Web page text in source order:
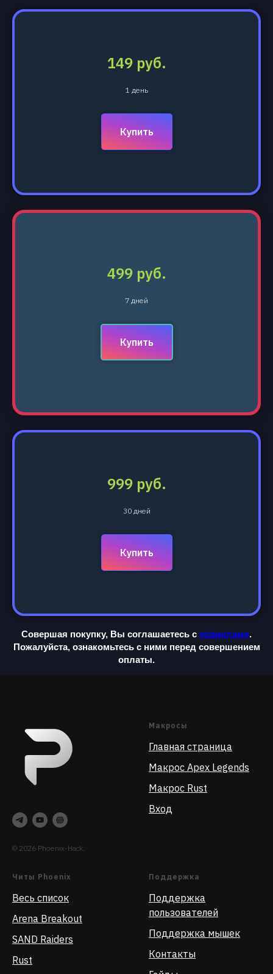
149 руб.
1 день
Купить
499 руб.
7 дней
Купить
999 руб.
30 дней
Купить
Совершая покупку, Вы соглашаетесь с правилами.
Пожалуйста, ознакомьтесь с ними перед совершением
оплаты.
© 2026 Phoenix-Hack.
Макросы
Главная страница
Макрос Apex Legends
Макрос Rust
Вход
Читы Phoenix
Весь список
Arena Breakout
SAND Raiders
Rust
Поддержка
Поддержка
пользователей
Поддержка мышек
Контакты